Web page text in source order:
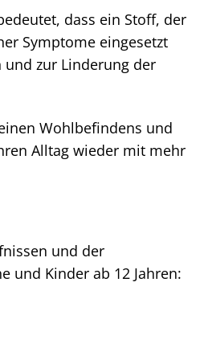
dass ein Stoff, der
Symptome eingesetzt
zur Linderung der
Wohlbefindens und
Alltag wieder mit mehr
und der
und Kinder ab 12 Jahren: